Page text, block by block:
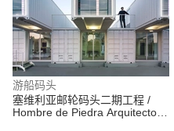
游船码头
塞维利亚邮轮码头二期工程 /
Hombre de Piedra Arquitectos